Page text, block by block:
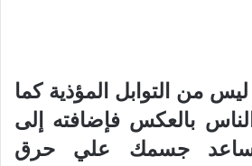
ليس من التوابل المؤذية كما
بالعكس فإضافته إلى
جسمك علي حرق